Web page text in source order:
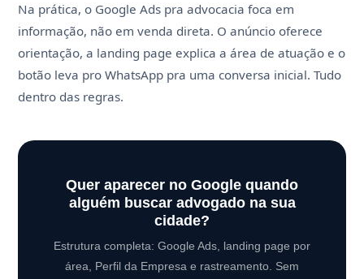
Na prática, o Google Ads pra advocacia foca em
informação, não em venda direta. O anúncio oferece
orientação, a landing page explica a área de atuação e o
botão leva pro WhatsApp pra uma conversa inicial. Tudo
dentro das regras.
Quer aparecer no Google quando
alguém buscar advogado na sua
cidade?
Estrutura completa: Google Ads, landing page por
área, Perfil da Empresa e rastreamento. Sem